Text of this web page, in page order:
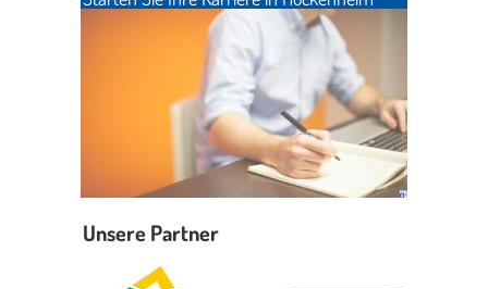
Unsere Partner